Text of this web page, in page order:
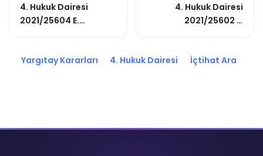
4. Hukuk Dairesi
2021/25604 E.
4. Hukuk Dairesi
2021/25602 E.
Yargıtay Kararları 4. Hukuk Dairesi İçtihat Ara